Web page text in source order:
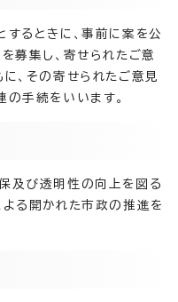
るときに、事前に案を公
募集し、寄せられたご意
、その寄せられたご意見
手続をいいます。
及び透明性の向上を図る
る開かれた市政の推進を